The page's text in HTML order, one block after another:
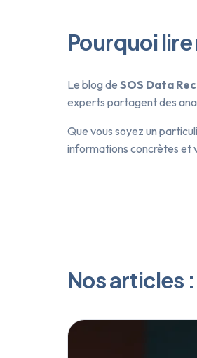
Pourquoi
Le blog de SOS Data
experts partagent des
Que vous soyez un
informations concrètes et
Nos articles